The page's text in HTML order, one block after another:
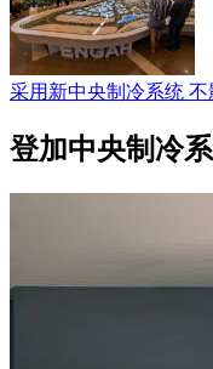
采用新中央制冷系统
登加中央制冷